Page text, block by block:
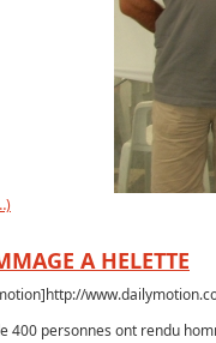
A HELETTE
400 personnes ont rendu